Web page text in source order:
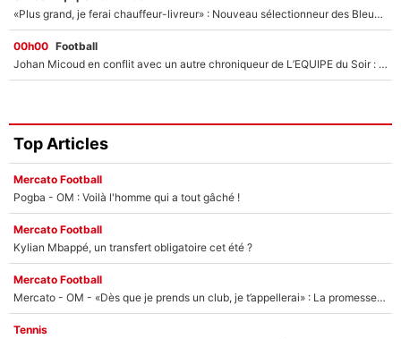
«Plus grand, je ferai chauffeur-livreur» : Nouveau sélectionneur des Bleus, Zinédine Zidane s’était imaginé un avenir très différent lorsqu'il était enfant
00h00 Football
Johan Micoud en conflit avec un autre chroniqueur de L’EQUIPE du Soir : «Pendant un moment, je ne les ai pas remis ensemble dans l'émission»
Top Articles
Mercato Football
Pogba - OM : Voilà l'homme qui a tout gâché !
Mercato Football
Kylian Mbappé, un transfert obligatoire cet été ?
Mercato Football
Mercato - OM - «Dès que je prends un club, je t’appellerai» : La promesse de Marcelino au moment de claquer la porte
Tennis